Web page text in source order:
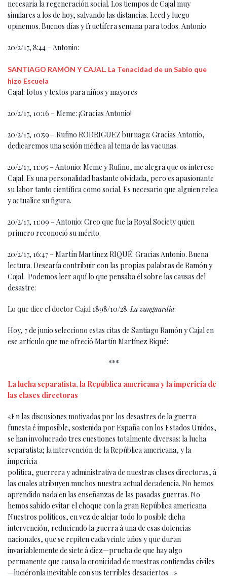
necesaria la regeneración social. Los tiempos de Cajal muy
similares a los de hoy, salvando las distancias. Leed y luego
opinemos. Buenos días y fructífera semana para todos. Antonio
20/2/17, 8:44 – Antonio:
SANTIAGO RAMÓN Y CAJAL. La Tenacidad de un Sabio que
hizo Escuela
Cajal: fotos y textos para niños y mayores
20/2/17, 10:16 – ‪Meme: ¡Gracias Antonio!
20/2/17, 10:59 – Rufino RODRIGUEZ buruaga: Gracias Antonio,
dedicaremos una sesión médica al tema de las vacunas.
20/2/17, 11:05 – Antonio: Meme y Rufino, me alegra que os interese
Cajal. Es una personalidad bastante olvidada, pero es apasionante
su labor tanto científica como social. Es necesario que alguien relea
y actualice su figura.
20/2/17, 11:09 – Antonio: Creo que fue la Royal Society quien
primero reconoció su mérito.
20/2/17, 16:47 – Martín Martínez RIQUÉ: Gracias Antonio. Buena
lectura. Desearía contribuir con las propias palabras de Ramón y
Cajal. Podemos leer aquí lo que pensaba él sobre las causas del
desastre:
Lo que dice el doctor Cajal 1898/10/28. La vanguardia:
Hoy, 7 de junio selecciono estas citas de Santiago Ramón y Cajal en
ese artículo que me ofreció Martín Martínez Riqué:
***
La lucha separatista, la República americana y la impericia de
las clases directoras
«En las discusiones motivadas por los de­sastres de la guerra
funesta é imposible, sostenida por España con los Estados Unidos,
se han involucrado tres cuestiones totalmente diversas: la lucha
separatista; la intervención de la República americana, y la
impericia
política, guerrera y administrativa de nuestras clases directoras, á
las cuales atribuyen muchos nuestra actual decadencia. No hemos
aprendido nada en las enseñan­zas de las pasadas guerras. No
hemos sabido evitar el choque con la gran República ameri­cana.
Nuestros políticos, en vez de alejar todo lo posible dicha
intervención, reduciendo la guerra á una de esas dolencias
nacionales, que se repiten cada veinte años y que duran
invariablemente de siete á diez—prueba de que hay algo
permanente que causa la croni­cidad de nuestras contiendas civiles
—lucié­ronla inevitable con sus terribles desaciertos…»